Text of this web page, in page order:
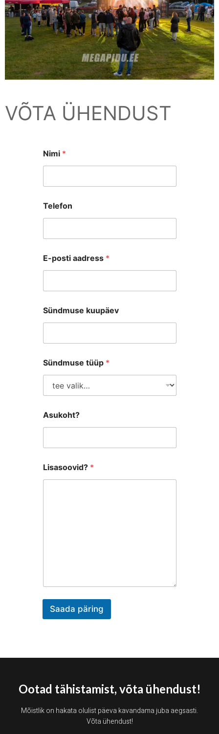
VÕTA ÜHENDUST
Nimi *
Telefon
E-posti aadress *
Sündmuse kuupäev
Sündmuse tüüp *
Asukoht?
Lisasoovid? *
Saada päring
Ootad tähistamist, võta ühendust!
Mõistlik on hakata olulist päeva kavandama juba aegsasti.
Võta ühendust!